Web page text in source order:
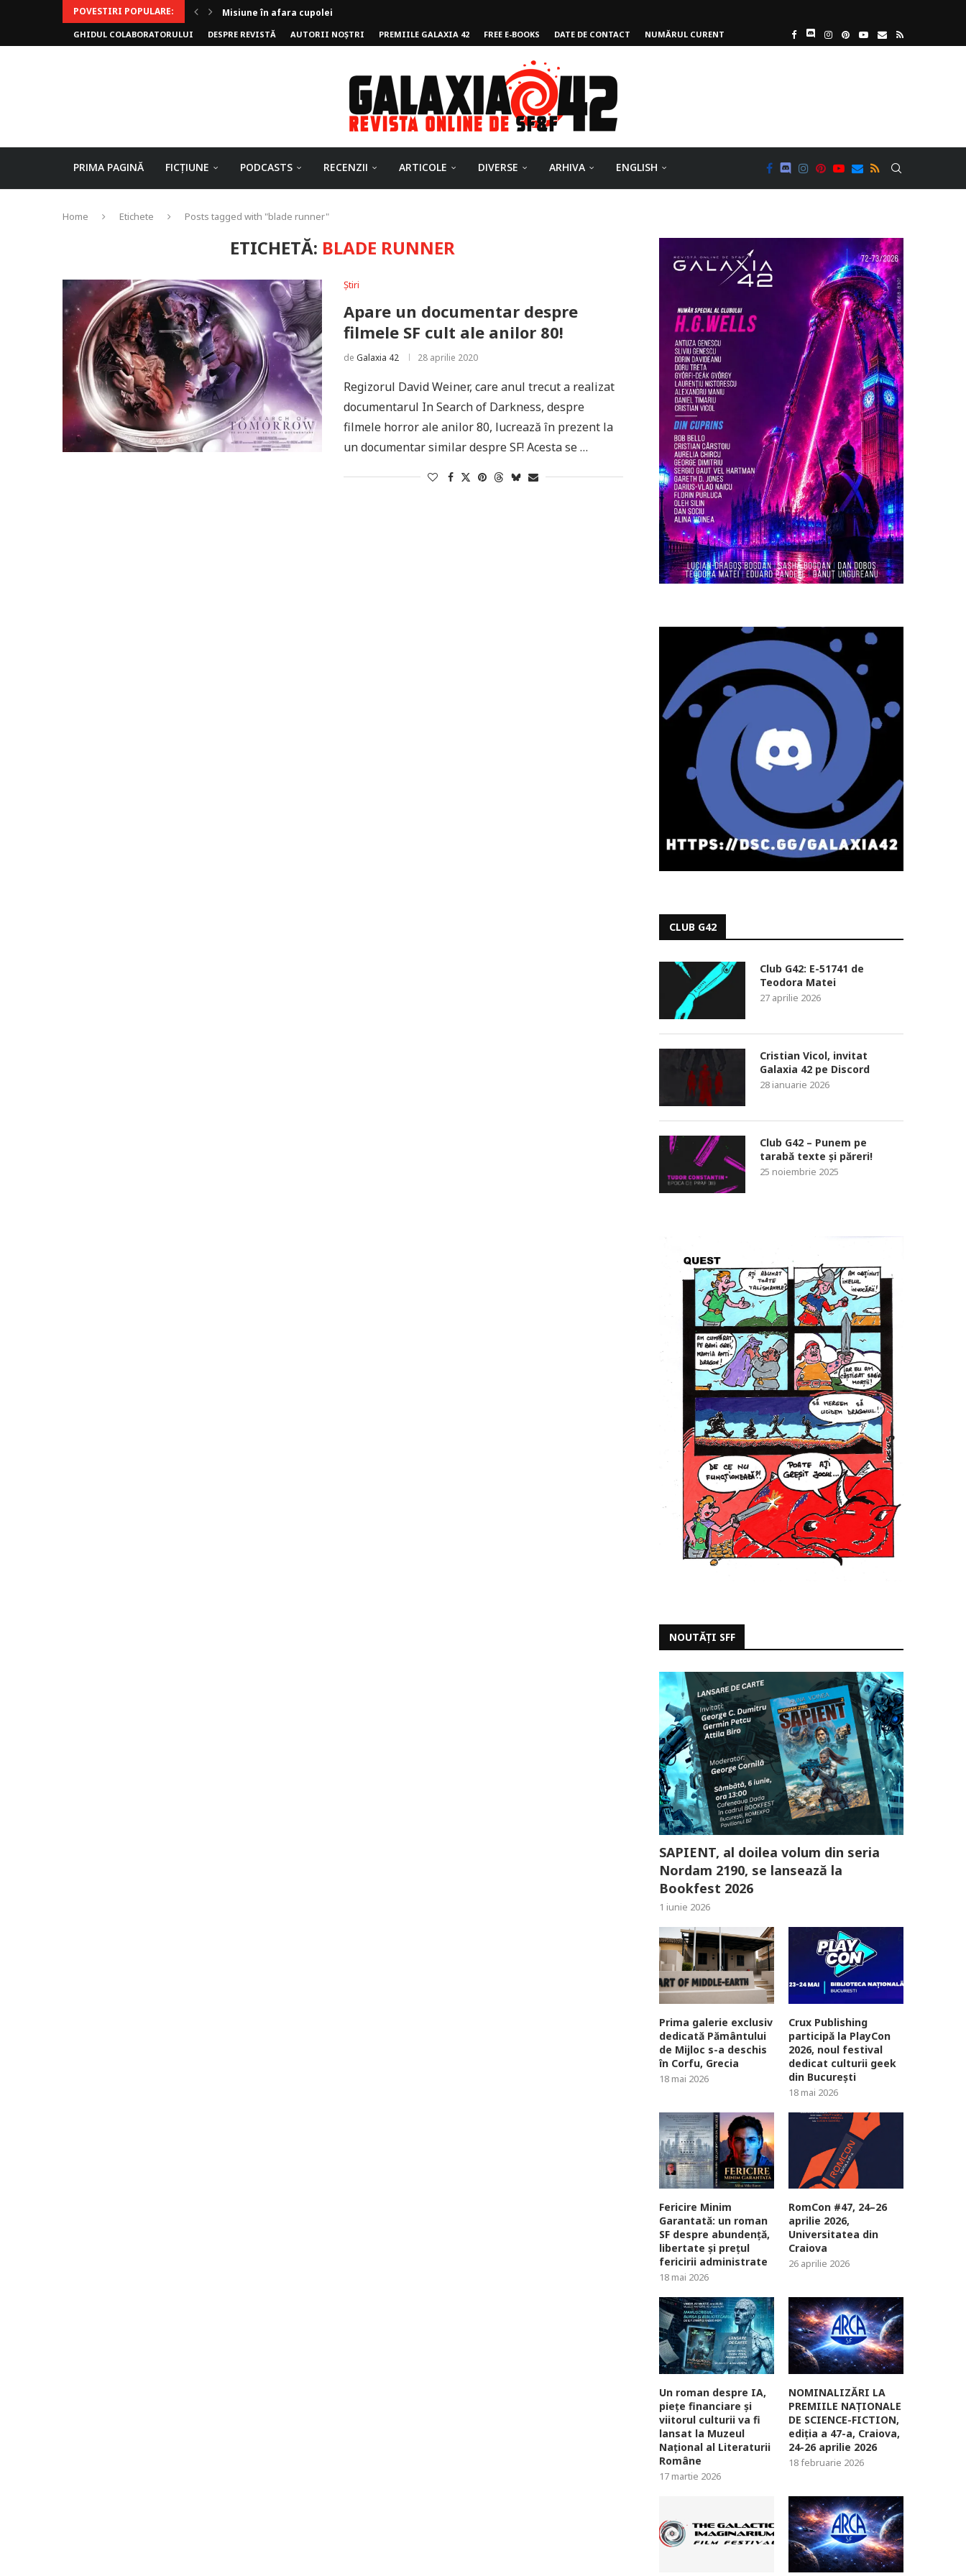
POVESTIRI POPULARE:
Misiune în afara cupolei
Invoker (video)
Alergarea de seară
Biblioteca lui Pavel
Rejuvenare
Falia
Arhivele Dincolo-Timpului
Axa lui Heron
Jumătatea goală
GHIDUL COLABORATORULUI DESPRE REVISTĂ AUTORII NOȘTRI PREMIILE GALAXIA 42 FREE E-BOOKS DATE DE CONTACT NUMĂRUL CURENT
PRIMA PAGINĂ FICȚIUNE PODCASTS RECENZII ARTICOLE DIVERSE ARHIVA ENGLISH
Home Etichete Posts tagged with "blade runner"
ETICHETĂ: BLADE RUNNER
Știri
Apare un documentar despre
filmele SF cult ale anilor 80!
de Galaxia 42 28 aprilie 2020
Regizorul David Weiner, care anul trecut a realizat
documentarul In Search of Darkness, despre
filmele horror ale anilor 80, lucrează în prezent la
un documentar similar despre SF! Acesta se …
CLUB G42
Club G42: E-51741 de
Teodora Matei
27 aprilie 2026
Cristian Vicol, invitat
Galaxia 42 pe Discord
28 ianuarie 2026
Club G42 – Punem pe
tarabă texte și păreri!
25 noiembrie 2025
NOUTĂȚI SFF
SAPIENT, al doilea volum din seria
Nordam 2190, se lansează la
Bookfest 2026
1 iunie 2026
Prima galerie exclusiv
dedicată Pământului
de Mijloc s-a deschis
în Corfu, Grecia
18 mai 2026
Crux Publishing
participă la PlayCon
2026, noul festival
dedicat culturii geek
din București
18 mai 2026
Fericire Minim
Garantată: un roman
SF despre abundență,
libertate și prețul
fericirii administrate
18 mai 2026
RomCon #47, 24–26
aprilie 2026,
Universitatea din
Craiova
26 aprilie 2026
Un roman despre IA,
piețe financiare și
viitorul culturii va fi
lansat la Muzeul
Național al Literaturii
Române
17 martie 2026
NOMINALIZĂRI LA
PREMIILE NAȚIONALE
DE SCIENCE-FICTION,
ediția a 47-a, Craiova,
24-26 aprilie 2026
18 februarie 2026